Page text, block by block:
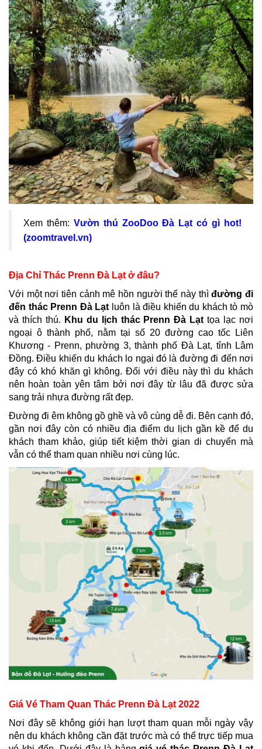
Xem thêm: Vườn thú ZooDoo Đà Lạt có gì hot!
(zoomtravel.vn)
Địa Chỉ Thác Prenn Đà Lạt ở đâu?
Với một nơi tiên cảnh mê hồn người thế này thìđường đi
đến thác Prenn Đà Lạt luôn là điều khiến du khách tò mò
và thích thú. Khu du lịch thác Prenn Đà Lạt tọa lạc nơi
ngoại ô thành phố, nằm tại số 20 đường cao tốc Liên
Khương - Prenn, phường 3, thành phố Đà Lạt, tỉnh Lâm
Đồng. Điều khiến du khách lo ngại đó là đường đi đến nơi
đây có khó khăn gì không. Đối với điều này thì du khách
nên hoàn toàn yên tâm bởi nơi đây từ lâu đã được sửa
sang trải nhựa đường rất đẹp.
Đường đi êm không gồ ghề và vô cùng dễ đi. Bên cạnh đó,
gần nơi đây còn có nhiều địa điểm du lịch gần kề để du
khách tham khảo, giúp tiết kiệm thời gian di chuyển mà
vẫn có thể tham quan nhiều nơi cùng lúc.
Giá Vé Tham Quan Thác Prenn Đà Lạt 2022
Nơi đây sẽ không giới hạn lượt tham quan mỗi ngày vậy
nên du khách không cần đặt trước mà có thể trực tiếp mua